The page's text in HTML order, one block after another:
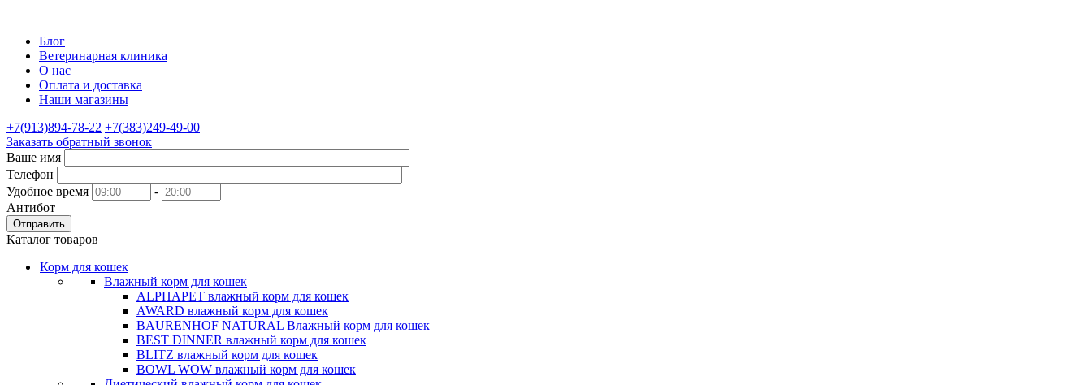
Блог
Ветеринарная клиника
О нас
Оплата и доставка
Наши магазины
+7(913)894-78-22 +7(383)249-49-00
Заказать обратный звонок
Ваше имя
Телефон
Удобное время
-
Антибот
Отправить
Каталог товаров
Корм для кошек
Влажный корм для кошек
ALPHAPET влажный корм для кошек
AWARD влажный корм для кошек
BAURENHOF NATURAL Влажный корм для кошек
BEST DINNER влажный корм для кошек
BLITZ влажный корм для кошек
BOWL WOW влажный корм для кошек